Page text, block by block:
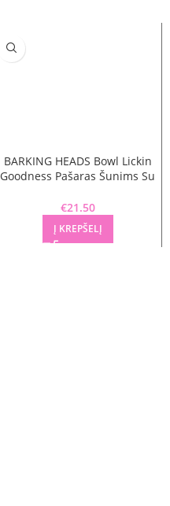
BARKING HEADS Bowl Lickin
Goodness Pašaras Šunims Su
€21.50
Į KREPŠELĮ